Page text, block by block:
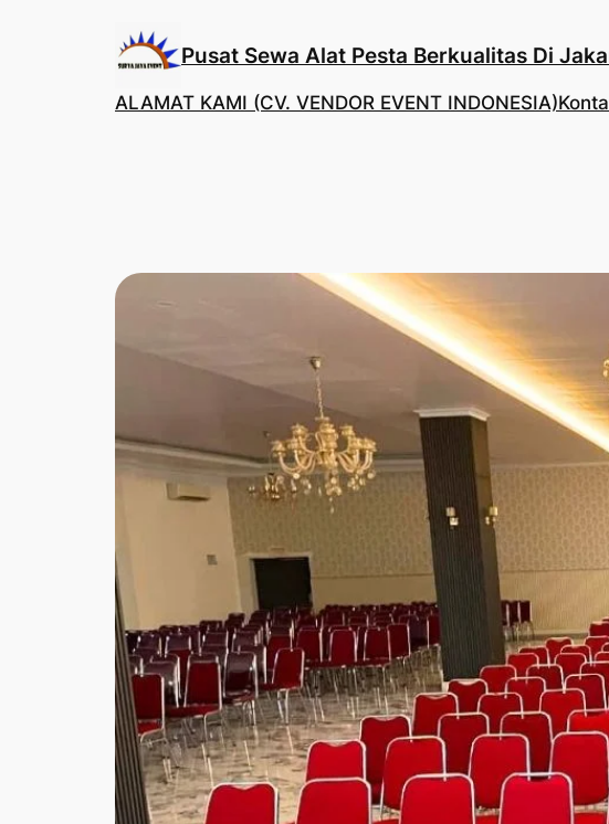
Pusat Sewa Alat Pesta Berkualitas Di
ALAMAT KAMI (CV. VENDOR EVENT INDONESIA)